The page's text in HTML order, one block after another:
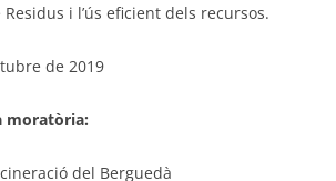
Residus i l’ús eficient dels recursos.
de 2019
moratòria:
del Berguedà